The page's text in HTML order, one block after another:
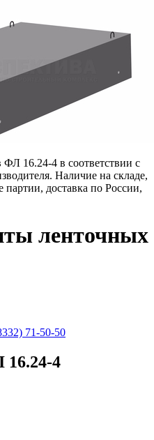
16.24-4 в соответствии с
Наличие на складе,
партии, доставка по России,
ленточных
71-50-50
16.24-4